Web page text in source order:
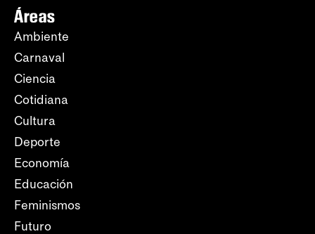
Áreas
Ambiente
Carnaval
Ciencia
Cotidiana
Cultura
Deporte
Economía
Educación
Feminismos
Futuro